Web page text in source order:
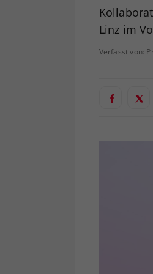
Linz im
Verfasst von: